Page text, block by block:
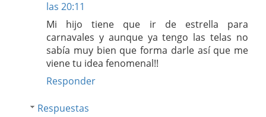
las 20:11
Mi hijo tiene que ir de estrella para
carnavales y aunque ya tengo las telas no
sabía muy bien que forma darle así que me
viene tu idea fenomenal!!
Responder
Respuestas